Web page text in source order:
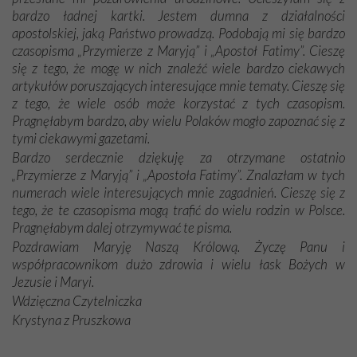
bardzo ładnej kartki. Jestem dumna z działalności
apostolskiej, jaką Państwo prowadzą. Podobają mi się bardzo
czasopisma „Przymierze z Maryją” i „Apostoł Fatimy”. Cieszę
się z tego, że mogę w nich znaleźć wiele bardzo ciekawych
artykułów poruszających interesujące mnie tematy. Cieszę się
z tego, że wiele osób może korzystać z tych czasopism.
Pragnęłabym bardzo, aby wielu Polaków mogło zapoznać się z
tymi ciekawymi gazetami.
Bardzo serdecznie dziękuję za otrzymane ostatnio
„Przymierze z Maryją” i „Apostoła Fatimy”. Znalazłam w tych
numerach wiele interesujących mnie zagadnień. Cieszę się z
tego, że te czasopisma mogą trafić do wielu rodzin w Polsce.
Pragnęłabym dalej otrzymywać te pisma.
Pozdrawiam Maryję Naszą Królową. Życzę Panu i
współpracownikom dużo zdrowia i wielu łask Bożych w
Jezusie i Maryi.
Wdzięczna Czytelniczka
Krystyna z Pruszkowa